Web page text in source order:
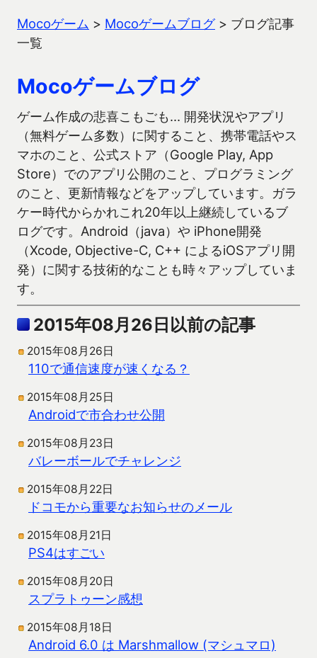
Mocoゲーム > Mocoゲームブログ> ブログ記事
一覧
Mocoゲームブログ
ゲーム作成の悲喜こもごも… 開発状況やアプリ
（無料ゲーム多数）に関すること、携帯電話やス
マホのこと、公式ストア（Google Play, App
Store）でのアプリ公開のこと、プログラミング
のこと、更新情報などをアップしています。ガラ
ケー時代からかれこれ20年以上継続しているブ
ログです。Android（java）や iPhone開発
（Xcode, Objective-C, C++ によるiOSアプリ開
発）に関する技術的なことも時々アップしていま
す。
2015年08月26日以前の記事
2015年08月26日
110で通信速度が速くなる？
2015年08月25日
Androidで市合わせ公開
2015年08月23日
バレーボールでチャレンジ
2015年08月22日
ドコモから重要なお知らせのメール
2015年08月21日
PS4はすごい
2015年08月20日
スプラトゥーン感想
2015年08月18日
Android 6.0 は Marshmallow (マシュマロ)